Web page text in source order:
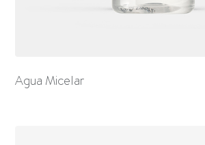
Agua Micelar